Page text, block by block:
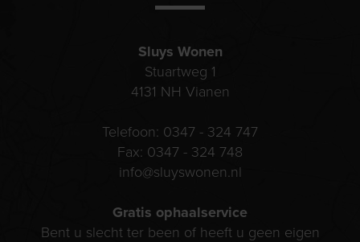
Sluys Wonen
Stuartweg 1
4131 NH Vianen
Telefoon: 0347 - 324 747
Fax: 0347 - 324 748
info@sluyswonen.nl
Gratis ophaalservice
Bent u slecht ter been of heeft u geen eigen